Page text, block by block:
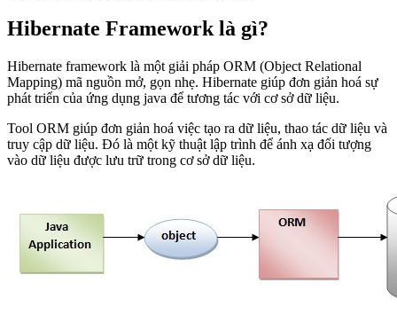
Hibernate Framework là gì?
Hibernate framework là một giải pháp ORM (Object Relational
Mapping) mã nguồn mở, gọn nhẹ. Hibernate giúp đơn giản hoá sự
phát triển của ứng dụng java để tương tác với cơ sở dữ liệu.
Tool ORM giúp đơn giản hoá việc tạo ra dữ liệu, thao tác dữ liệu và
truy cập dữ liệu. Đó là một kỹ thuật lập trình để ánh xạ đối tượng
vào dữ liệu được lưu trữ trong cơ sở dữ liệu.